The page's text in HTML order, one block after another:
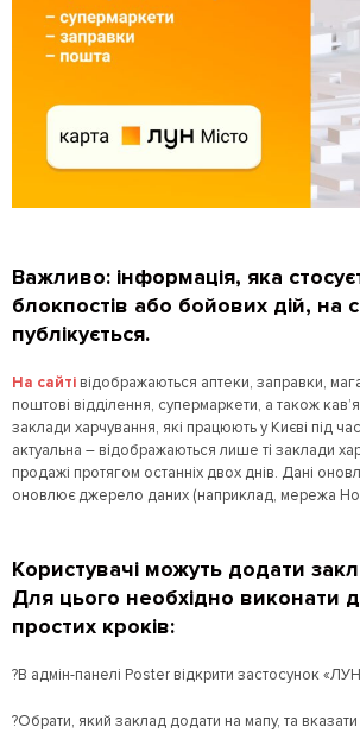
Важливо: інформація, яка
блокпостів або бойових дій, на
публікується.
На сайті відображаються аптеки, заправки,
поштові відділення, супермаркети, а також
заклади харчування, які працюють у Києві під
актуальна – відображаються лише ті заклади
продажі протягом останніх двох днів. Дані
оновлює джерело даних (наприклад, мережа
Користувачі можуть додати
Для цього необхідно виконати
простих кроків:
?В адмін-панелі Poster відкрити застосунок
?Обрати, який заклад додати на мапу, та